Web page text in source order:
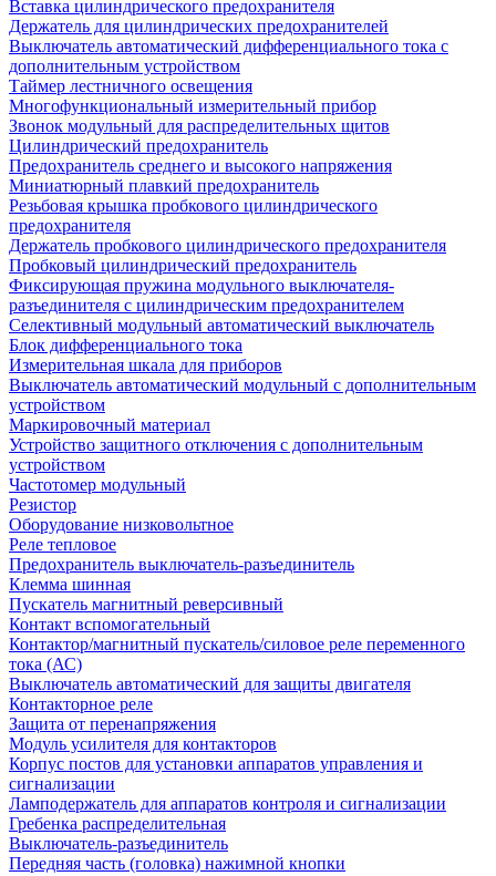
Вставка цилиндрического предохранителя
Держатель для цилиндрических предохранителей
Выключатель автоматический дифференциального тока с
дополнительным устройством
Таймер лестничного освещения
Многофункциональный измерительный прибор
Звонок модульный для распределительных щитов
Цилиндрический предохранитель
Предохранитель среднего и высокого напряжения
Миниатюрный плавкий предохранитель
Резьбовая крышка пробкового цилиндрического
предохранителя
Держатель пробкового цилиндрического предохранителя
Пробковый цилиндрический предохранитель
Фиксирующая пружина модульного выключателя-
разъединителя с цилиндрическим предохранителем
Селективный модульный автоматический выключатель
Блок дифференциального тока
Измерительная шкала для приборов
Выключатель автоматический модульный с дополнительным
устройством
Маркировочный материал
Устройство защитного отключения с дополнительным
устройством
Частотомер модульный
Резистор
Оборудование низковольтное
Реле тепловое
Предохранитель выключатель-разъединитель
Клемма шинная
Пускатель магнитный реверсивный
Контакт вспомогательный
Контактор/магнитный пускатель/силовое реле переменного
тока (АС)
Выключатель автоматический для защиты двигателя
Контакторное реле
Защита от перенапряжения
Модуль усилителя для контакторов
Корпус постов для установки аппаратов управления и
сигнализации
Ламподержатель для аппаратов контроля и сигнализации
Гребенка распределительная
Выключатель-разъединитель
Передняя часть (головка) нажимной кнопки